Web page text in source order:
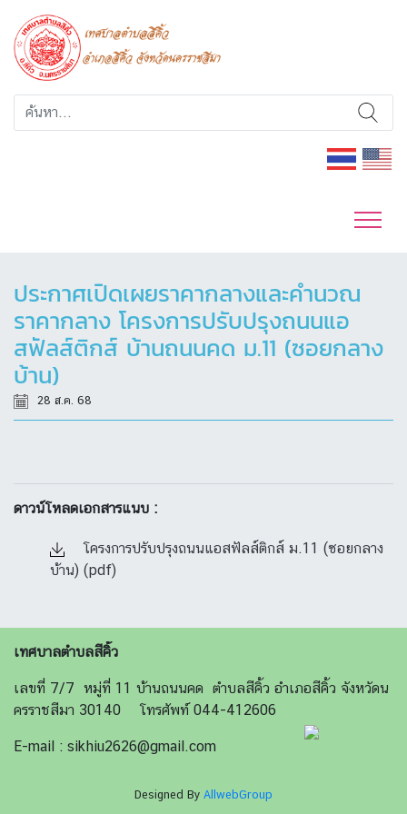
ประกาศเปิดเผยราคากลางและคำนวณ
ราคากลาง โครงการปรับปรุงถนนแอ
สฟัลส์ติกส์ บ้านถนนคด ม.11 (ซอยกลาง
บ้าน)
28 ส.ค. 68
ดาวน์โหลดเอกสารแนบ :
โครงการปรับปรุงถนนแอสฟัลส์ติกส์ ม.11 (ซอยกลาง
บ้าน) (pdf)
เทศบาลตำบลสีคิ้ว
เลขที่ 7/7 หมู่ที่ 11 บ้านถนนคด ตำบลสีคิ้ว อำเภอสีคิ้ว จังหวัดน
ครราชสีมา 30140 โทรศัพท์ 044-412606
E-mail : sikhiu2626@gmail.com
Designed By AllwebGroup